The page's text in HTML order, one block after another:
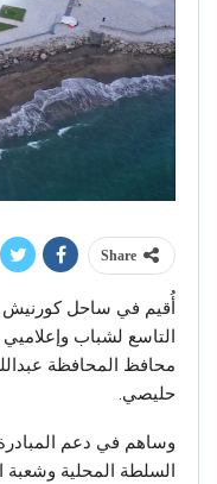
Share
أُقيم في ساحل كورنيش
التاسع لشباب
محافظ المحافظة
حليصي.
وساهم في دعم المبادرة
السلطة المحلية وشعبة